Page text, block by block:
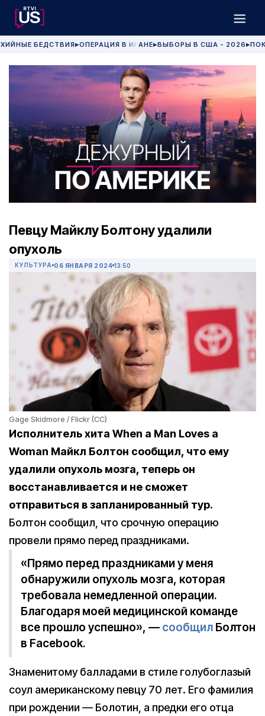
БЕДСТВИЯ▶ОПЕРАЦИЯ В ИРАНЕ▶ВЫБОРЫ В США - 2026 ▶
Певцу Майклу Болтону удалили
опухоль
КУЛЬТУРА 06 ЯНВАРЯ 2024 13:50
Gage Skidmore / Flickr (CC)
Исполнитель хита When a Man Loves a
Woman Майкл Болтон сообщил, что ему
удалили опухоль мозга, теперь он
восстанавливается и не сможет
отправиться в запланированный тур.
Болтон сообщил, что срочную операцию
провели прямо перед праздниками.
«Прямо перед праздниками у меня
обнаружили опухоль мозга, которая
требовала немедленной операции.
Благодаря моей медицинской команде
все прошло успешно», — сообщил Болтон
в Facebook.
Знаменитому балладами в стиле голубоглазый
соул американскому певцу 70 лет. Его фамилия
при рождении — Болотин, а предки его отца